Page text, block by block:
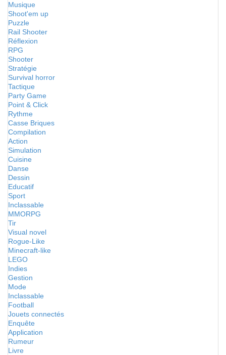
Musique
Shoot'em up
Puzzle
Rail Shooter
Réflexion
RPG
Shooter
Stratégie
Survival horror
Tactique
Party Game
Point & Click
Rythme
Casse Briques
Compilation
Action
Simulation
Cuisine
Danse
Dessin
Educatif
Sport
Inclassable
MMORPG
Tir
Visual novel
Rogue-Like
Minecraft-like
LEGO
Indies
Gestion
Mode
Inclassable
Football
Jouets connectés
Enquête
Application
Rumeur
Livre